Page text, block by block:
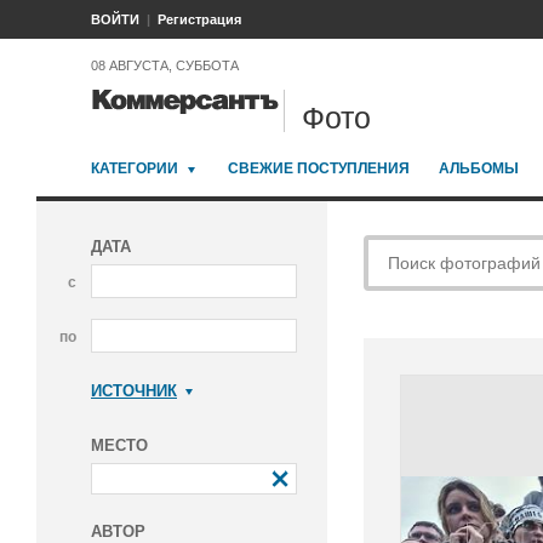
ВОЙТИ Регистрация
08 АВГУСТА, СУББОТА
Фото
КАТЕГОРИИ СВЕЖИЕ ПОСТУПЛЕНИЯ АЛЬБОМЫ
ДАТА
с
по
ИСТОЧНИК
МЕСТО
АВТОР